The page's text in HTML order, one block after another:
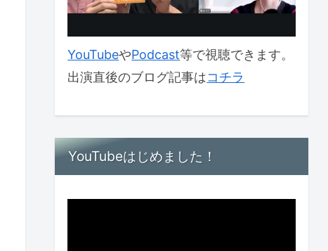
YouTubeやPodcast等で視聴できます。
出演直後のブログ記事はコチラ
YouTubeはじめました！